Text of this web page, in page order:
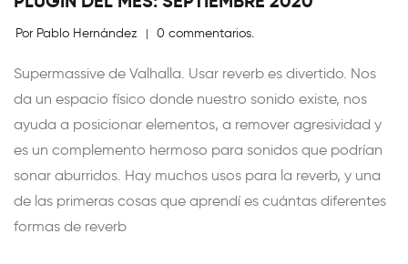
Por Pablo Hernández | 0 commentarios.
Supermassive de Valhalla. Usar reverb es divertido. Nos
da un espacio físico donde nuestro sonido existe, nos
ayuda a posicionar elementos, a remover agresividad y
es un complemento hermoso para sonidos que podrían
sonar aburridos. Hay muchos usos para la reverb, y una
de las primeras cosas que aprendí es cuántas diferentes
formas de reverb